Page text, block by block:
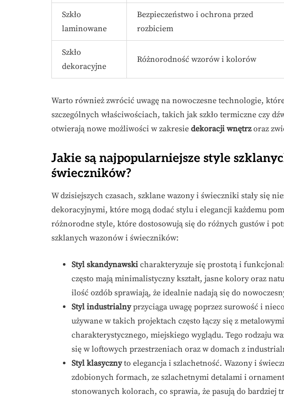
Szkło
laminowane
Bezpieczeństwo i ochrona przed
rozbiciem
Szkło
dekoracyjne
Różnorodność wzorów i kolorów
Warto również zwrócić uwagę na nowoczesne technologie,
szczególnych właściwościach, takich jak szkło termiczne czy
otwierają nowe możliwości w zakresie dekoracji wnętrzoraz
Jakie są najpopularniejsze style
świeczników?
W dzisiejszych czasach, szklane wazony i świeczniki stały się
dekoracyjnymi, które mogą dodać stylu i elegancji każdemu
różnorodne style, które dostosowują się do różnych gustów i
szklanych wazonów i świeczników:
Styl skandynawski charakteryzuje się prostotą i
często mają minimalistyczny kształt, jasne kolory oraz
ilość ozdób sprawiają, że idealnie nadają się do
Styl industrialnyprzyciąga uwagę poprzez surowość i
używane w takich projektach często łączy się z
charakterystycznego, miejskiego wyglądu. Tego rodzaju
się w loftowych przestrzeniach oraz w domach z
Styl klasycznyto elegancja i szlachetność. Wazony i
zdobionych formach, ze szlachetnymi detalami i
stonowanych kolorach, co sprawia, że pasują do bardziej